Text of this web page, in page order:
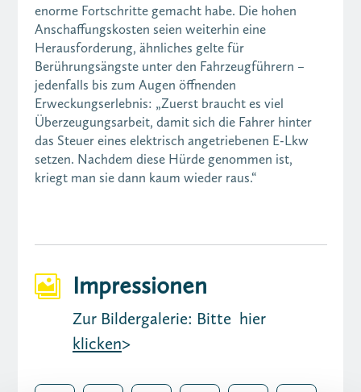
enorme Fortschritte gemacht habe. Die hohen
Anschaffungskosten seien weiterhin eine
Herausforderung, ähnliches gelte für
Berührungsängste unter den Fahrzeugführern –
jedenfalls bis zum Augen öffnenden
Erweckungserlebnis: „Zuerst braucht es viel
Überzeugungsarbeit, damit sich die Fahrer hinter
das Steuer eines elektrisch angetriebenen E-Lkw
setzen. Nachdem diese Hürde genommen ist,
kriegt man sie dann kaum wieder raus.“
 Impressionen
Zur Bildergalerie: Bitte hier
klicken>